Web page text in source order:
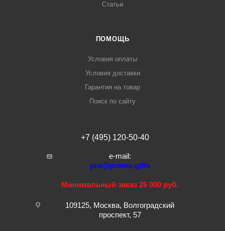
Статьи
ПОМОЩЬ
Условия оплаты
Условия доставки
Гарантия на товар
Поиск по сайту
+7 (495) 120-50-40
e-mail:
pro@promo.gifts
Минимальный заказ 25 000 руб.
109125, Москва, Волгоградский
проспект, 57